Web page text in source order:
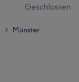
Geschlossen
> Münster